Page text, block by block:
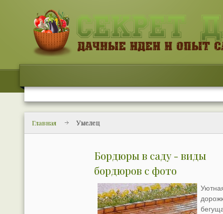
Главная Умелец
Бордюры в саду - виды
бордюров с фото